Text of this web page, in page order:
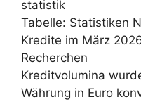
Tabelle: Statistiken
Kredite im März
Recherchen
Kreditvolumina
Währung in Euro